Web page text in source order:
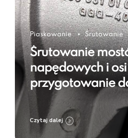
Piaskowanie Śrutowanie
Śrutowanie
napędowych i osi
przygotowanie
regeneracji i
Czytaj dalej